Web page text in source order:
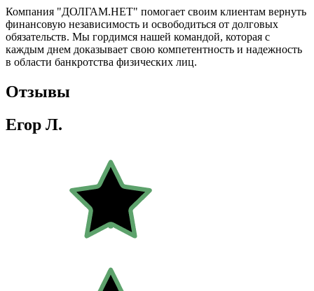
Компания "ДОЛГАМ.НЕТ" помогает своим клиентам вернуть
финансовую независимость и освободиться от долговых
обязательств. Мы гордимся нашей командой, которая с
каждым днем доказывает свою компетентность и надежность
в области банкротства физических лиц.
Отзывы
Егор Л.